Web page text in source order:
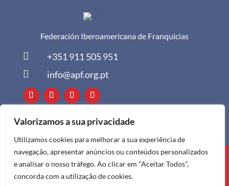
Valorizamos a sua privacidade
Utilizamos cookies para melhorar a sua experiência de
navegação, apresentar anúncios ou conteúdos personalizados
e analisar o nosso tráfego. Ao clicar em "Aceitar Todos",
concorda com a utilização de cookies.
Federación Iberoamericana de Franquicias
 +351 911 505 951
 info@apf.org.pt
Todos os direitos reservados à APF ©
2024